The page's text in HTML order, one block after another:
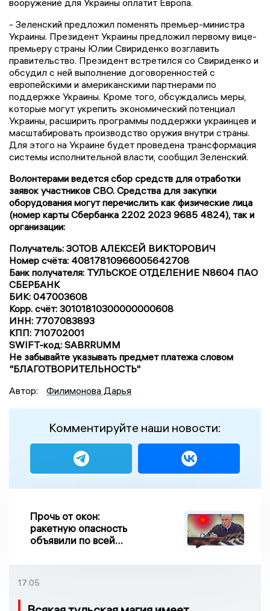
- Зеленский предложил поменять премьер-министра
Украины. Президент Украины предложил первому вице-
премьеру страны Юлии Свириденко возглавить
правительство. Президент встретился со Свириденко и
обсудил с ней выполнение договоренностей с
европейскими и американскими партнерами по
поддержке Украины. Кроме того, обсуждались меры,
которые могут укрепить экономический потенциал
Украины, расширить программы поддержки украинцев и
масштабировать производство оружия внутри страны.
Для этого на Украине будет проведена трансформация
системы исполнительной власти, сообщил Зеленский.
Волонтерами ведется сбор средств для отработки
заявок участников СВО. Средства для закупки
оборудования могут перечислить как физические лица
(номер карты Сбербанка 2202 2023 9685 4824), так и
организации:
Получатель: ЗОТОВ АЛЕКСЕЙ ВИКТОРОВИЧ
Номер счёта: 40817810966005642708
Банк получателя: ТУЛЬСКОЕ ОТДЕЛЕНИЕ N8604 ПАО
СБЕРБАНК
БИК: 047003608
Корр. счёт: 30101810300000000608
ИНН: 7707083893
КПП: 710702001
SWIFT-код: SABRRUMM
Не забывайте указывать предмет платежа словом
"БЛАГОТВОРИТЕЛЬНОСТЬ"
Автор:
Филимонова Дарья
Комментируйте наши новости:
Прочь от окон:
ракетную опасность
объявили по всей
17:05